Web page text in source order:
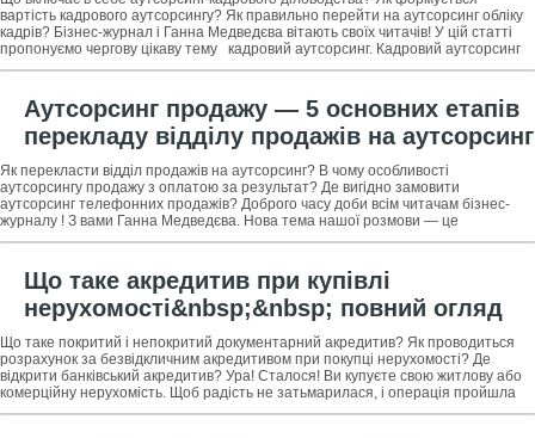
діловодства + огляд ТОП-5 компаній-
аутсорсерів
вартість кадрового аутсорсингу? Як правильно перейти на аутсорсинг обліку
кадрів? Бізнес-журнал і Ганна Медведєва вітають своїх читачів! У цій статті
пропонуємо чергову цікаву тему кадровий аутсорсинг. Кадровий аутсорсинг
Аутсорсинг продажу — 5 основних етапів
перекладу відділу продажів на аутсорсинг
+ огляд ТОП-5 компаній-аутсорсерів
Як перекласти відділ продажів на аутсорсинг? В чому особливості
аутсорсингу продажу з оплатою за результат? Де вигідно замовити
аутсорсинг телефонних продажів? Доброго часу доби всім читачам бізнес-
журналу ! З вами Ганна Медведєва. Нова тема нашої розмови — це
аутсорсинг продажів. Ми
Що таке акредитив при купівлі
нерухомості&nbsp;&nbsp; повний огляд
поняття та етапів розрахунку за
безвідкличним банківського акредитивом
+ 3 ради як безпечно купити нерухомість
через документарний акредитив
Що таке покритий і непокритий документарний акредитив? Як проводиться
розрахунок за безвідкличним акредитивом при покупці нерухомості? Де
відкрити банківський акредитив? Ура! Сталося! Ви купуєте свою житлову або
комерційну нерухомість. Щоб радість не затьмарилася, і операція пройшла
успішно,